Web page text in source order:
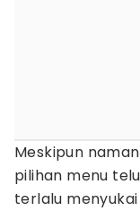
Meskipun
pilihan menu
terlalu